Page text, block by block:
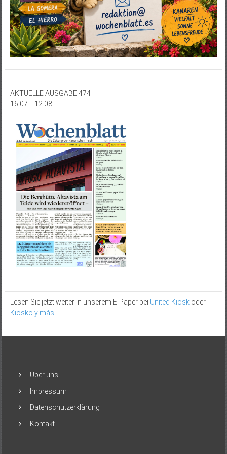
AKTUELLE AUSGABE 474
16.07. - 12.08.
Lesen Sie jetzt weiter in unserem E-Paper bei United Kioskoder
Kiosko y más
Über uns
Impressum
Datenschutzerklärung
Kontakt